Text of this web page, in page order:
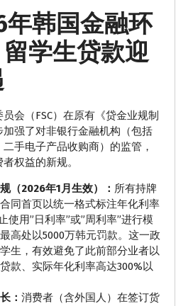
年韩国金融环
学生贷款迎
会（FSC）在原有《贷金业规制
强了对非银行金融机构（包括
手电子产品收购商）的监管，
权益的新规。
（2026年1月生效）： 所有持牌
同首页以统一格式标注年化利率
使用”日利率”或”周利率”进行模
高处以5000万韩元罚款。这一政
生，有效避免了此前部分业者以
款、实际年化利率高达300%以
： 消费者（含外国人）在签订货